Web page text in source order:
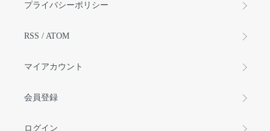
プライバシーポリシー
RSS / ATOM
マイアカウント
会員登録
ログイン